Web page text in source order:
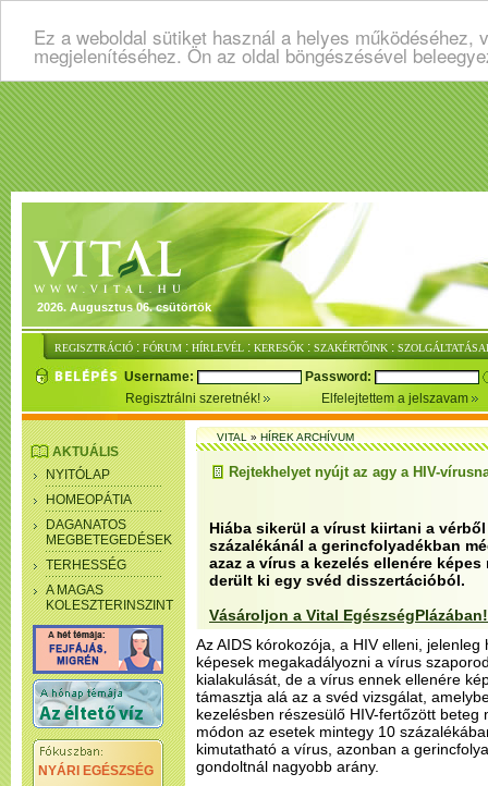
Ez a weboldal sütiket használ a helyes
megjelenítéséhez. Ön az oldal böngészésével
2026. Augusztus 06. csütörtök
REGISZTRÁCIÓ : FÓRUM : HÍRLEVÉL : KERESŐK : SZAKÉRTŐINK :
Username:
Password:
Regisztrálni szeretnék!
Elfelejtettem a jelszavam
AKTUÁLIS
NYITÓLAP
HOMEOPÁTIA
DAGANATOS
MEGBETEGEDÉSEK
TERHESSÉG
A MAGAS
KOLESZTERINSZINT
NYÁRI EGÉSZSÉG
VITAL»HÍREK ARCHÍVUM
Rejtekhelyet nyújt az agy a HIV-
Hiába sikerül a vírust kiirtani a
százalékánál a gerincfolyadékban
azaz a vírus a kezelés ellenére
derült ki egy svéd disszertációból.
Vásároljon a Vital EgészségPlázában!
Az AIDS kórokozója, a HIV elleni,
képesek megakadályozni a vírus
kialakulását, de a vírus ennek ellenére
támasztja alá az a svéd vizsgálat,
kezelésben részesülő HIV-fertőzött beteg
módon az esetek mintegy 10
kimutatható a vírus, azonban a
gondoltnál nagyobb arány.